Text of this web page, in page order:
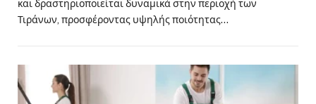
και δραστηριοποιείται δυναμικά στην περιοχή των
Τιράνων, προσφέροντας υψηλής ποιότητας…